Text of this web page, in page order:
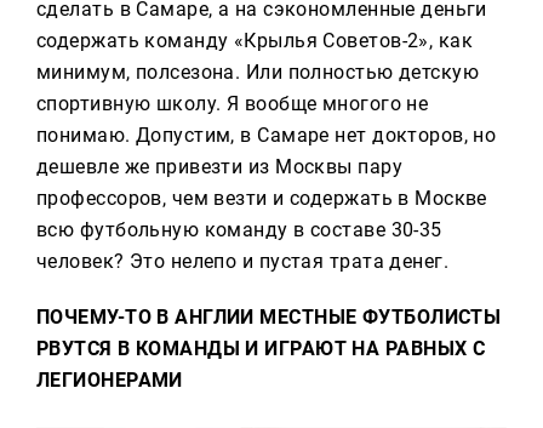
сделать в Самаре, а на сэкономленные деньги
содержать команду «Крылья Советов-2», как
минимум, полсезона. Или полностью детскую
спортивную школу. Я вообще многого не
понимаю. Допустим, в Самаре нет докторов, но
дешевле же привезти из Москвы пару
профессоров, чем везти и содержать в Москве
всю футбольную команду в составе 30-35
человек? Это нелепо и пустая трата денег.
ПОЧЕМУ-ТО В АНГЛИИ МЕСТНЫЕ ФУТБОЛИСТЫ
РВУТСЯ В КОМАНДЫ И ИГРАЮТ НА РАВНЫХ С
ЛЕГИОНЕРАМИ